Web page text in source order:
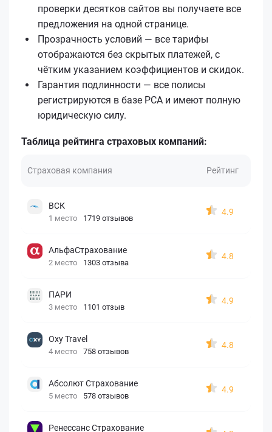
проверки десятков сайтов вы получаете все
предложения на одной странице.
Прозрачность условий — все тарифы
отображаются без скрытых платежей, с
чётким указанием коэффициентов и скидок.
Гарантия подлинности — все полисы
регистрируются в базе РСА и имеют полную
юридическую силу.
Таблица рейтинга страховых компаний:
Страховая компания Рейтинг
ВСК
1 место 1719 отзывов
4.9
АльфаСтрахование
2 место 1303 отзыва
4.8
ПАРИ
3 место 1101 отзыв
4.9
Oxy Travel
4 место 758 отзывов
4.8
Абсолют Страхование
5 место 578 отзывов
4.9
Ренессанс Страхование